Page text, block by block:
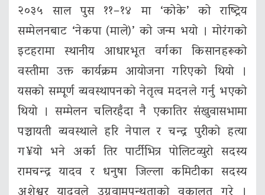
२०३५ साल पुस ११–१४ मा ‘कोके’ को राष्ट्रिय
सम्मेलनबाट ‘नेकपा (माले)’ को जन्म भयो । मोरंगको
इटहरामा स्थानीय आधारभूत वर्गका किसानहरूको
वस्तीमा उक्त कार्यक्रम आयोजना गरिएको थियो ।
यसको सम्पूर्ण व्यवस्थापनको नेतृत्व मदनले गर्नु भएको
थियो । सम्मेलन चलिरहँदा नै एकातिर संखुवासभामा
पञ्चायती व्यवस्थाले हरि नेपाल र चन्द्र पुरीको हत्या
ग¥यो भने अर्का तिर पार्टीभित्र पोलिटव्युरो सदस्य
रामचन्द्र यादव र धनुषा जिल्ला कमिटीका सदस्य